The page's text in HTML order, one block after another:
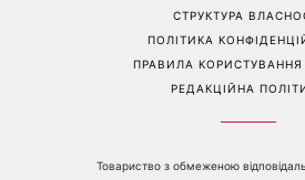
СТРУКТУРА
ПОЛІТИКА
ПРАВИЛА
РЕДАКЦІЙНА
Товариство з обмеженою